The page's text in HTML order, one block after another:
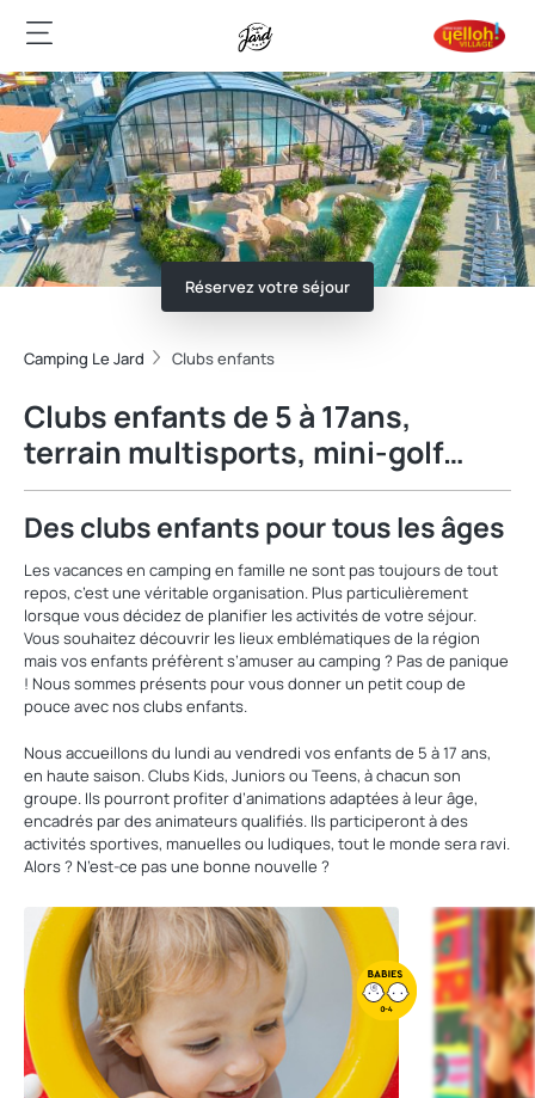
Réservez votre séjour
Camping Le Jard Clubs enfants
Clubs enfants de 5 à 17ans,
terrain multisports, mini-golf…
Des clubs enfants pour tous les âges
Les vacances en camping en famille ne sont pas toujours de tout
repos, c’est une véritable organisation. Plus particulièrement
lorsque vous décidez de planifier les activités de votre séjour.
Vous souhaitez découvrir les lieux emblématiques de la région
mais vos enfants préfèrent s’amuser au camping ? Pas de panique
! Nous sommes présents pour vous donner un petit coup de
pouce avec nos clubs enfants.
Nous accueillons du lundi au vendredi vos enfants de 5 à 17 ans,
en haute saison. Clubs Kids, Juniors ou Teens, à chacun son
groupe. Ils pourront profiter d’animations adaptées à leur âge,
encadrés par des animateurs qualifiés. Ils participeront à des
activités sportives, manuelles ou ludiques, tout le monde sera ravi.
Alors ? N’est-ce pas une bonne nouvelle ?